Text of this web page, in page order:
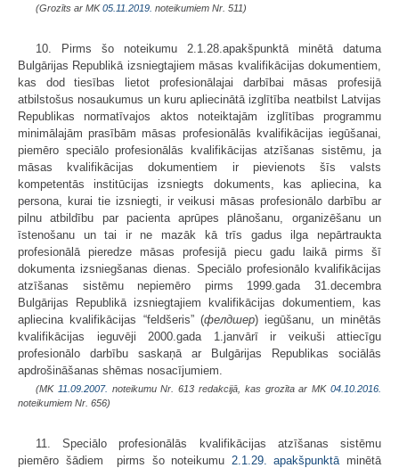
(Grozīts ar MK05.11.2019. noteikumiem Nr. 511)
10. Pirms šo noteikumu 2.1.28.apakšpunktā minētā datuma
Bulgārijas Republikā izsniegtajiem māsas kvalifikācijas dokumentiem,
kas dod tiesības lietot profesionālajai darbībai māsas profesijā
atbilstošus nosaukumus un kuru apliecinātā izglītība neatbilst Latvijas
Republikas normatīvajos aktos noteiktajām izglītības programmu
minimālajām prasībām māsas profesionālās kvalifikācijas iegūšanai,
piemēro speciālo profesionālās kvalifikācijas atzīšanas sistēmu, ja
māsas kvalifikācijas dokumentiem ir pievienots šīs valsts
kompetentās institūcijas izsniegts dokuments, kas apliecina, ka
persona, kurai tie izsniegti, ir veikusi māsas profesionālo darbību ar
pilnu atbildību par pacienta aprūpes plānošanu, organizēšanu un
īstenošanu un tai ir ne mazāk kā trīs gadus ilga ne­pār­traukta
profesionālā pieredze māsas profesijā piecu gadu laikā pirms šī
dokumenta izsniegšanas dienas. Speciālo profesionālo kvalifikācijas
atzīšanas sistēmu nepiemēro pirms 1999.gada 31.decembra
Bulgārijas Republikā iz­sniegtajiem kvalifikācijas dokumentiem, kas
apliecina kvalifikācijas “feldšeris” (фелдшер) iegūšanu, un minētās
kvalifikācijas ieguvēji 2000.gada 1.janvārī ir veikuši attiecīgu
profesionālo darbību saskaņā ar Bulgārijas Republikas sociālās
apdrošināšanas shēmas nosacījumiem.
(MK 11.09.2007. noteikumu Nr. 613 redakcijā, kas grozīta ar MK04.10.2016.
noteikumiem Nr. 656)
11. Speciālo profesionālās kvalifikācijas atzīšanas sistēmu
piemēro šādiem pirms šo noteikumu 2.1.29. apakšpunktā minētā